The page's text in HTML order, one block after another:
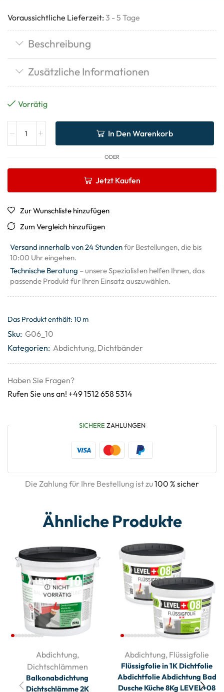
Voraussichtliche Lieferzeit: 3 - 5 Tage
Beschreibung
Zusätzliche Informationen
Vorrätig
In Den Warenkorb
ODER
Jetzt Kaufen
Zur Wunschliste hinzufügen
Zum Vergleich hinzufügen
Versand innerhalb von 24 Stundenfür Bestellungen, die bis
10:00 Uhr eingehen.
Technische Beratung – unsere Spezialisten helfen Ihnen, das
passende Produkt für Ihren Einsatz auszuwählen.
Das Produkt enthält: 10 m
Sku: G06_10
Kategorien: Abdichtung, Dichtbänder
Haben Sie Fragen?
Rufen Sie uns an! +49 1512 658 5314
SICHERE ZAHLUNGEN
Die Zahlung für Ihre Bestellung ist zu100 % sicher
Ähnliche Produkte
NICHT
VORRÄTIG
Abdichtung,
Dichtschlämmen
Balkonabdichtung
Dichtschlämme 2K
Abdichtung, Flüssigfolie
Flüssigfolie in 1K Dichtfolie
Abdichtfolie Abdichtung Bad
Dusche Küche 8Kg LEVEL+08